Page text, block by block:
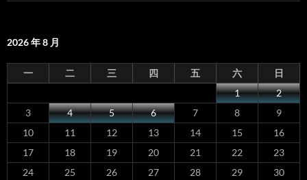
2026 年 8 月
一 二 三 四 五 六
日
1
2
3
4 5 6 7 8
9
10
11 12 13 14 15
16
17
18 19 20 21 22
23
24
25 26 27 28 29
30